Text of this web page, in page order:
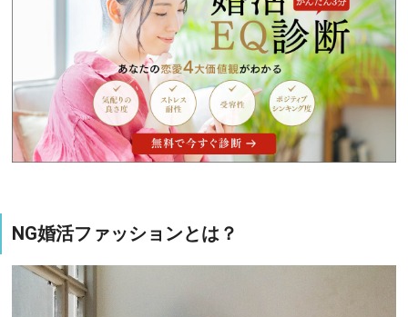
NG婚活ファッションとは？